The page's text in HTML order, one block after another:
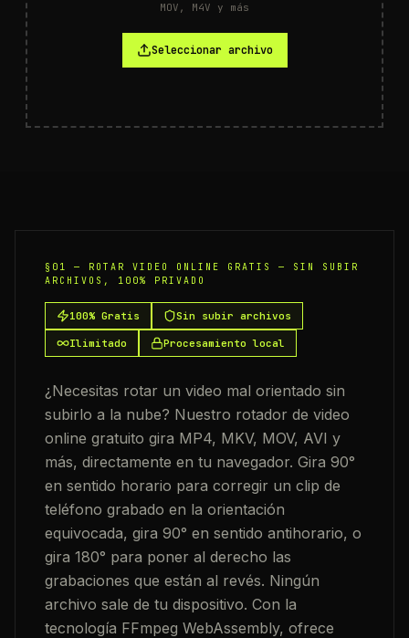
MOV, M4V y más
Seleccionar archivo
§01 — ROTAR VIDEO ONLINE GRATIS — SIN SUBIR
ARCHIVOS, 100% PRIVADO
100% Gratis Sin subir archivos
Ilimitado Procesamiento local
¿Necesitas rotar un video mal orientado sin
subirlo a la nube? Nuestro rotador de video
online gratuito gira MP4, MKV, MOV, AVI y
más, directamente en tu navegador. Gira 90°
en sentido horario para corregir un clip de
teléfono grabado en la orientación
equivocada, gira 90° en sentido antihorario, o
gira 180° para poner al derecho las
grabaciones que están al revés. Ningún
archivo sale de tu dispositivo. Con la
tecnología FFmpeg WebAssembly, ofrece